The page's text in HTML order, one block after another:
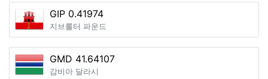
GIP 0.41974
지브롤터 파운드
GMD 41.64107
감비아 달라시